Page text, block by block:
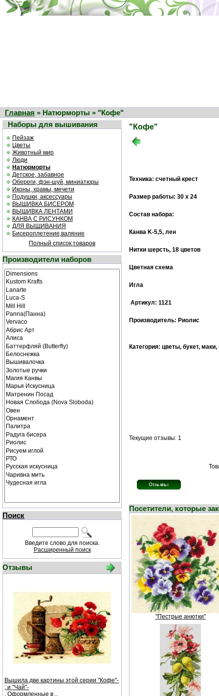
Главная » Натюрморты » "Кофе"
Наборы для вышивания
Пейзаж
Цветы
Животный мир
Люди
Натюрморты
Детское, забавное
Обереги, фэн-шуй, миниатюры
Иконы, храмы, мечети
Подушки, аксессуары
ВЫШИВКА БИСЕРОМ
ВЫШИВКА ЛЕНТАМИ
КАНВА С РИСУНКОМ
ДЛЯ ВЫШИВАНИЯ
Бисероплетение,валяние
Полный список товаров
Производители наборов
Поиск
Введите слово для поиска.
Расширенный поиск
Отзывы
Вышила две картины этой серии "Кофе"-
; и "Чай"-
. Оформленные в ..
"Кофе"
Техника: счетный крест
Размер работы: 30 х 24
Состав набора:
Канва K-5,5, лен
Нитки шерсть, 18 цветов
Цветная cхема
Игла
Артикул: 1121
Производитель: Риолис
Категория: цветы, букет,
Текущие отзывы: 1
Посетители, которые
"Пестрые анютки"